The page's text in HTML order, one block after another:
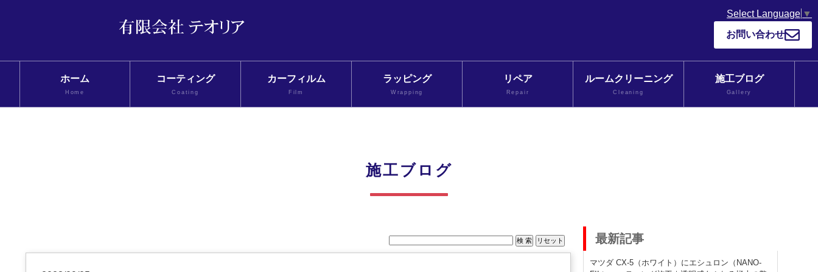
Select Language ▼
お問い合わせ
ホーム
Home
コーティング
Coating
カーフィルム
Film
ラッピング
Wrapping
リペア
Repair
ルームクリーニング
Cleaning
施工ブログ
Gallery
施工ブログ
最新記事
マツダ CX-5（ホワイト）にエシュロン（NANO-